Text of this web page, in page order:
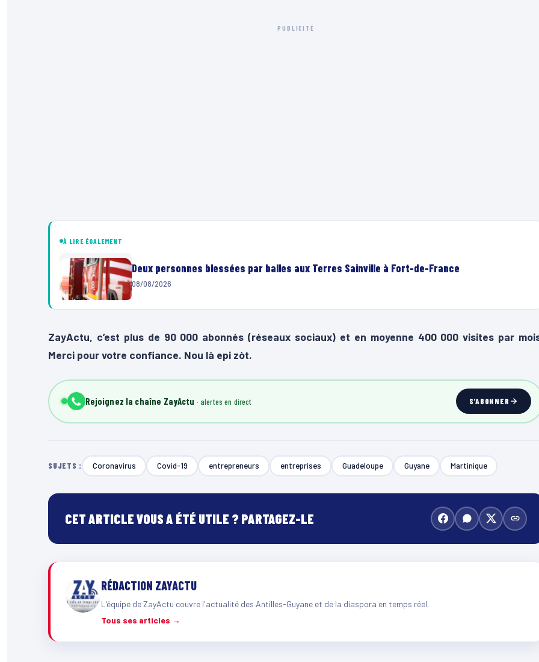
PUBLICITÉ
À LIRE ÉGALEMENT
Deux personnes blessées par balles aux Terres Sainville à Fort-de-France
08/08/2026
ZayActu, c’est plus de 90 000 abonnés (réseaux sociaux) et en moyenne 400 000 visites par
Merci pour votre confiance. Nou là epi zòt.
Rejoignez la chaîne ZayActu S'ABONNER
SUJETS : Coronavirus Covid-19 entrepreneurs entreprises Guadeloupe Guyane Martinique
CET ARTICLE VOUS A ÉTÉ UTILE ? PARTAGEZ-LE
RÉDACTION ZAYACTU
L'équipe de ZayActu couvre l'actualité des Antilles-Guyane et de la diaspora en temps réel.
Tous ses articles →